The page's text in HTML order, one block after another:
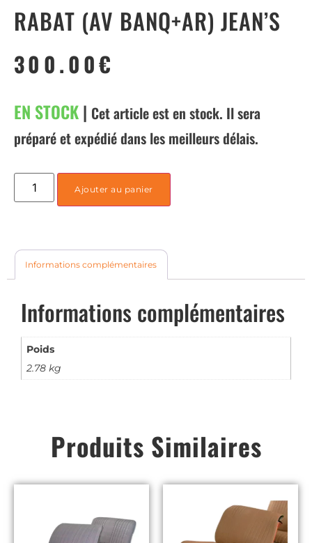
RABAT (AV BANQ+AR) JEAN’S
300.00€
EN STOCK| Cet article est en stock. Il sera
préparé et expédié dans les meilleurs délais.
Ajouter au panier
Informations complémentaires
Informations complémentaires
Poids
2.78 kg
Produits Similaires